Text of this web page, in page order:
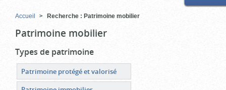
Accueil Recherche : Patrimoine mobilier
Patrimoine mobilier
Types de patrimoine
Patrimoine protégé et valorisé